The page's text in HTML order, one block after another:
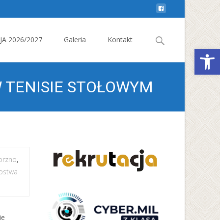
2026/2027 Galeria Kontakt
Search
STOŁOWYM
,